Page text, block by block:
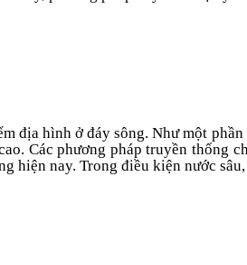
địa hình ở đáy sông. Như một
Các phương pháp truyền thống
hiện nay. Trong điều kiện nước